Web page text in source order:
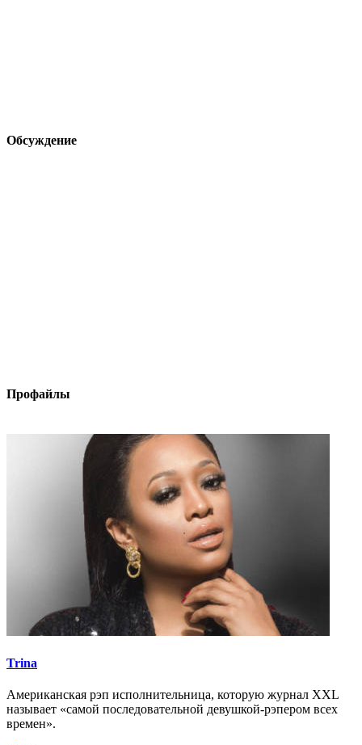
Обсуждение
Профайлы
Trina
Американская рэп исполнительница, которую журнал XXL
называет «самой последовательной девушкой-рэпером всех
времен».